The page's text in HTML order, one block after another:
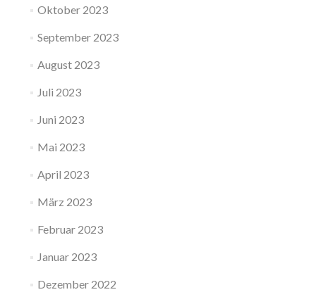
Oktober 2023
September 2023
August 2023
Juli 2023
Juni 2023
Mai 2023
April 2023
März 2023
Februar 2023
Januar 2023
Dezember 2022